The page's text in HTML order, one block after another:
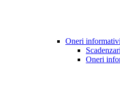
Oneri
Oneri